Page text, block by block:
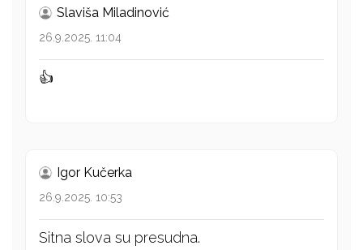
Slaviša Miladinović
26.9.2025. 11:04
👍
Igor Kučerka
26.9.2025. 10:53
Sitna slova su presudna.